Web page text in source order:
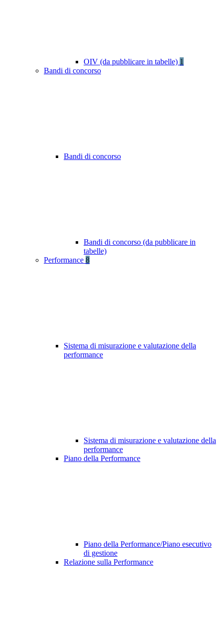
OIV (da pubblicare in tabelle) 1
Bandi di concorso
Bandi di concorso
Bandi di concorso (da pubblicare in
tabelle)
Performance 8
Sistema di misurazione e valutazione della
performance
Sistema di misurazione e valutazione della
performance
Piano della Performance
Piano della Performance/Piano esecutivo
di gestione
Relazione sulla Performance